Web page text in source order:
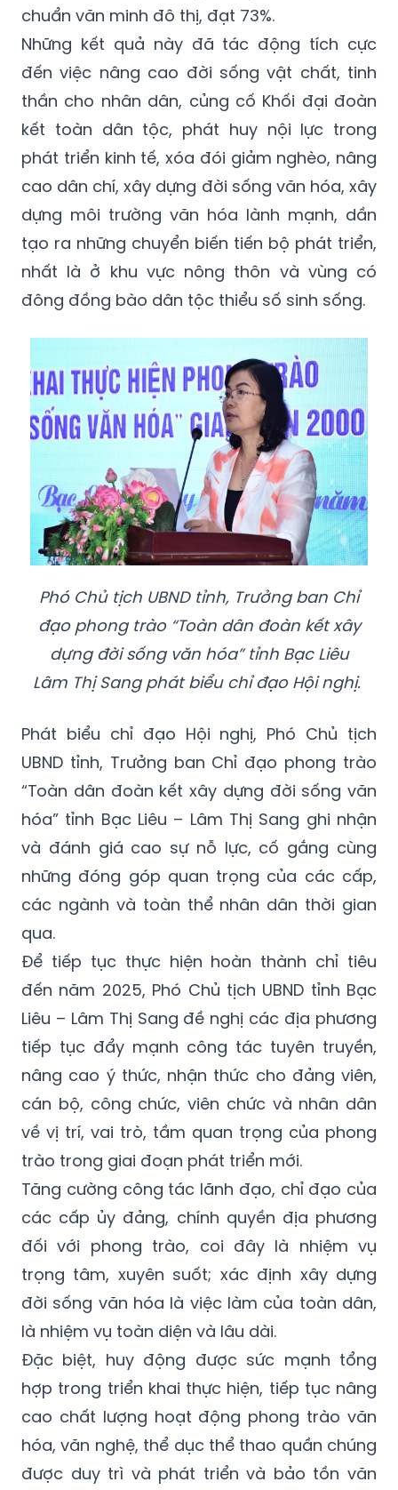
chuẩn văn minh đô thị, đạt 73%.
Những kết quả này đã tác động tích cực
đến việc nâng cao đời sống vật chất, tinh
thần cho nhân dân, củng cố Khối đại đoàn
kết toàn dân tộc, phát huy nội lực trong
phát triển kinh tế, xóa đói giảm nghèo, nâng
cao dân chí, xây dựng đời sống văn hóa, xây
dựng môi trường văn hóa lành mạnh, dần
tạo ra những chuyển biến tiến bộ phát triển,
nhất là ở khu vực nông thôn và vùng có
đông đồng bào dân tộc thiểu số sinh sống.
Phó Chủ tịch UBND tỉnh, Trưởng ban Chỉ
đạo phong trào “Toàn dân đoàn kết xây
dựng đời sống văn hóa” tỉnh Bạc Liêu
Lâm Thị Sang phát biểu chỉ đạo Hội nghị.
Phát biểu chỉ đạo Hội nghị, Phó Chủ tịch
UBND tỉnh, Trưởng ban Chỉ đạo phong trào
“Toàn dân đoàn kết xây dựng đời sống văn
hóa” tỉnh Bạc Liêu – Lâm Thị Sang ghi nhận
và đánh giá cao sự nỗ lực, cố gắng cùng
những đóng góp quan trọng của các cấp,
các ngành và toàn thể nhân dân thời gian
qua.
Để tiếp tục thực hiện hoàn thành chỉ tiêu
đến năm 2025, Phó Chủ tịch UBND tỉnh Bạc
Liêu – Lâm Thị Sang đề nghị các địa phương
tiếp tục đẩy mạnh công tác tuyên truyền,
nâng cao ý thức, nhận thức cho đảng viên,
cán bộ, công chức, viên chức và nhân dân
về vị trí, vai trò, tầm quan trọng của phong
trào trong giai đoạn phát triển mới.
Tăng cường công tác lãnh đạo, chỉ đạo của
các cấp ủy đảng, chính quyền địa phương
đối với phong trào, coi đây là nhiệm vụ
trọng tâm, xuyên suốt; xác định xây dựng
đời sống văn hóa là việc làm của toàn dân,
là nhiệm vụ toàn diện và lâu dài.
Đặc biệt, huy động được sức mạnh tổng
hợp trong triển khai thực hiện, tiếp tục nâng
cao chất lượng hoạt động phong trào văn
hóa, văn nghệ, thể dục thể thao quần chúng
được duy trì và phát triển và bảo tồn văn